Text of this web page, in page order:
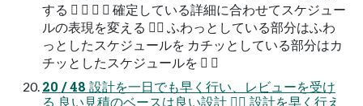
する     確定している詳細に合わせてスケジュー
ルの表現を変える  ふわっとしている部分はふわ
っとしたスケジュールを カチッとしている部分はカ
チッとしたスケジュールを  
20 / 48 設計を一日でも早く行い、レビューを受け
る 良い見積のベースは良い設計  設計を早く行え